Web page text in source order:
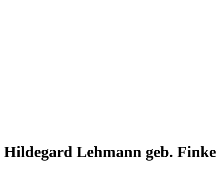
Hildegard Lehmann geb. Finke